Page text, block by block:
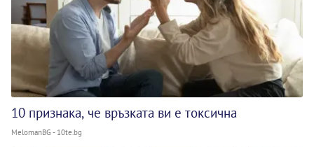
10 признака, че връзката ви е токсична
MelomanBG - 10te.bg